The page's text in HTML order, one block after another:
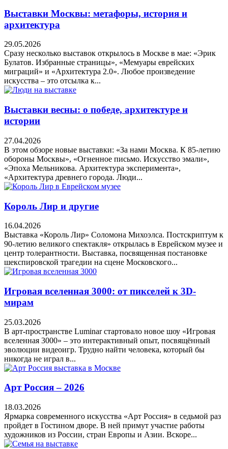
Выставки Москвы: метафоры, история и
архитектура
29.05.2026
Сразу несколько выставок открылось в Москве в мае: «Эрик
Булатов. Избранные страницы», «Мемуары еврейских
миграций» и «Архитектура 2.0». Любое произведение
искусства – это отсылка к...
Выставки весны: о победе, архитектуре и
истории
27.04.2026
В этом обзоре новые выставки: «За нами Москва. К 85-летию
обороны Москвы», «Огненное письмо. Искусство эмали»,
«Эпоха Мельникова. Архитектура эксперимента»,
«Архитектура древнего города. Люди...
Король Лир и другие
16.04.2026
Выставка «Король Лир» Соломона Михоэлса. Постскриптум к
90-летию великого спектакля» открылась в Еврейском музее и
центр толерантности. Выставка, посвященная постановке
шекспировской трагедии на сцене Московского...
Игровая вселенная 3000: от пикселей к 3D-
мирам
25.03.2026
В арт-пространстве Luminar стартовало новое шоу «Игровая
вселенная 3000» – это интерактивный опыт, посвящённый
эволюции видеоигр. Трудно найти человека, который бы
никогда не играл в...
Арт Россия – 2026
18.03.2026
Ярмарка современного искусства «Арт Россия» в седьмой раз
пройдет в Гостином дворе. В ней примут участие работы
художников из России, стран Европы и Азии. Вскоре...